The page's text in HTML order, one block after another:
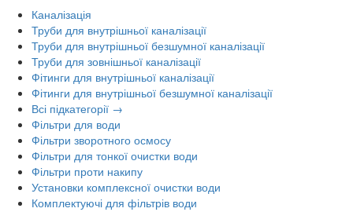
Каналізація
Труби для внутрішньої каналізації
Труби для внутрішньої безшумної каналізації
Труби для зовнішньої каналізації
Фітинги для внутрішньої каналізації
Фітинги для внутрішньої безшумної каналізації
Всі підкатегорії →
Фільтри для води
Фільтри зворотного осмосу
Фільтри для тонкої очистки води
Фільтри проти накипу
Установки комплексної очистки води
Комплектуючі для фільтрів води